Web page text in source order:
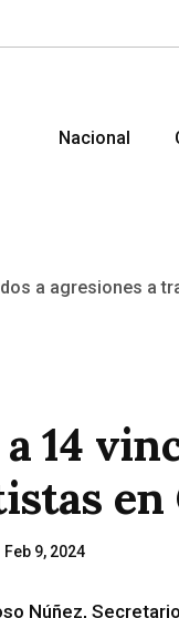
Nacional
14
en
Feb 9, 2024
Núñez,